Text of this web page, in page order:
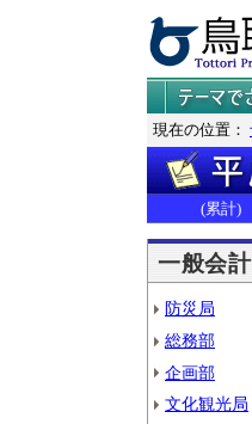
現在の位置：
(累計)
一般会計
防災局
総務部
企画部
文化観光局